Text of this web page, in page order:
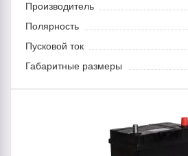
Производитель
Полярность
Пусковой ток
Габаритные размеры